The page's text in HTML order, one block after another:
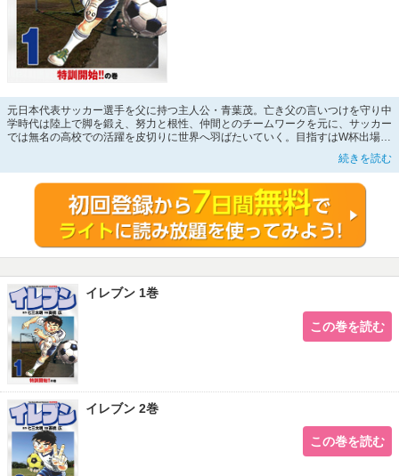
元日本代表サッカー選手を父に持つ主人公・青葉茂。亡き父の言いつけを守り中
学時代は陸上で脚を鍛え、努力と根性、仲間とのチームワークを元に、サッカー
では無名の高校での活躍を皮切りに世界へ羽ばたいていく。目指すはW杯出場！
続きを読む
イレブン 1巻
この巻を読む
イレブン 2巻
この巻を読む